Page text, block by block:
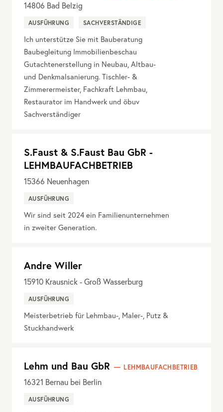
14806 Bad Belzig
AUSFÜHRUNG SACHVERSTÄNDIGE
Ich unterstütze Sie mit Bauberatung
Baubegleitung Immobilienbeschau
Gutachtenerstellung in Neubau, Altbau-
und Denkmalsanierung. Tischler- &
Zimmerermeister, Fachkraft Lehmbau,
Restaurator im Handwerk und öbuv
Sachverständiger
S.Faust & S.Faust Bau GbR -
LEHMBAUFACHBETRIEB
15366 Neuenhagen
AUSFÜHRUNG
Wir sind seit 2024 ein Familienunternehmen
in zweiter Generation.
Andre Willer
15910 Krausnick - Groß Wasserburg
AUSFÜHRUNG
Meisterbetrieb für Lehmbau-, Maler-, Putz &
Stuckhandwerk
Lehm und Bau GbR LEHMBAUFACHBETRIEB
16321 Bernau bei Berlin
AUSFÜHRUNG